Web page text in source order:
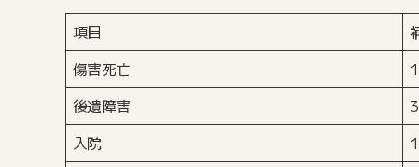
項目
傷害死亡
後遺障害
入院